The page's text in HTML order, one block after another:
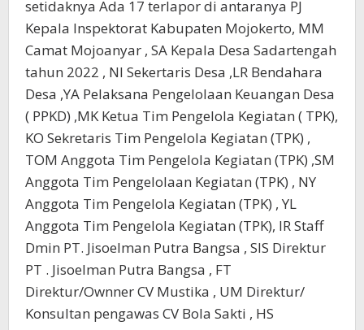
setidaknya Ada 17 terlapor di antaranya PJ
Kepala Inspektorat Kabupaten Mojokerto, MM
Camat Mojoanyar , SA Kepala Desa Sadartengah
tahun 2022 , NI Sekertaris Desa ,LR Bendahara
Desa ,YA Pelaksana Pengelolaan Keuangan Desa
( PPKD) ,MK Ketua Tim Pengelola Kegiatan ( TPK),
KO Sekretaris Tim Pengelola Kegiatan (TPK) ,
TOM Anggota Tim Pengelola Kegiatan (TPK) ,SM
Anggota Tim Pengelolaan Kegiatan (TPK) , NY
Anggota Tim Pengelola Kegiatan (TPK) , YL
Anggota Tim Pengelola Kegiatan (TPK), IR Staff
Dmin PT. Jisoelman Putra Bangsa , SIS Direktur
PT . Jisoelman Putra Bangsa , FT
Direktur/Ownner CV Mustika , UM Direktur/
Konsultan pengawas CV Bola Sakti , HS